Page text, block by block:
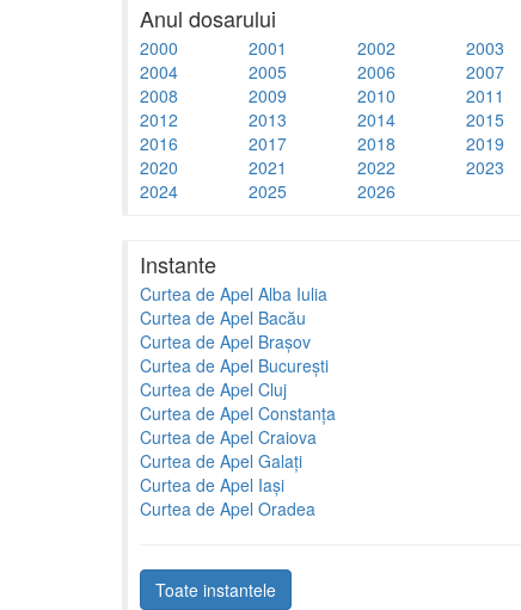
Anul dosarului
2000 2001 2002
2003
2004
2005 2006
2007
2008
2009 2010
2011
2012
2013 2014
2015
2016
2017 2018
2019
2020
2021 2022
2023
2024
2025 2026
Instante
Curtea de Apel Alba Iulia
Curtea de Apel Bacău
Curtea de Apel Brașov
Curtea de Apel București
Curtea de Apel Cluj
Curtea de Apel Constanța
Curtea de Apel Craiova
Curtea de Apel Galați
Curtea de Apel Iași
Curtea de Apel Oradea
Toate instantele